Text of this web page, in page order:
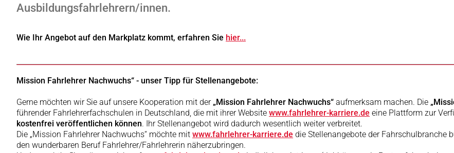
Ausbildungsfahrlehrern/innen.
Wie Ihr Angebot auf den Markplatz kommt, erfahren Sie hier...
Mission Fahrlehrer Nachwuchs“ - unser Tipp für Stellenangebote:
Gerne möchten wir Sie auf unsere Kooperation mit der „Mission Fahrlehrer Nachwuchs“ aufmerksam machen. Die
führender Fahrlehrerfachschulen in Deutschland, die mit ihrer Website www.fahrlehrer-karriere.de eine Plattform zur
kostenfrei veröffentlichen können. Ihr Stellenangebot wird dadurch wesentlich weiter verbreitet.
Die „Mission Fahrlehrer Nachwuchs“ möchte mit www.fahrlehrer-karriere.de die Stellenangebote der Fahrschulbranche
den wunderbaren Beruf Fahrlehrer/Fahrlehrerin näherzubringen.